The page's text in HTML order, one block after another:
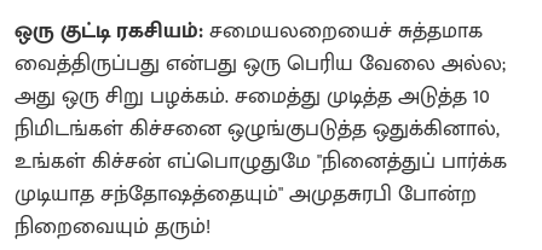
ஒரு குட்டி ரகசியம்:சமையலறையைச் சுத்தமாக
வைத்திருப்பது என்பது ஒரு பெரிய வேலை அல்ல;
அது ஒரு சிறு பழக்கம். சமைத்து முடித்த அடுத்த 10
நிமிடங்கள் கிச்சனை ஒழுங்குபடுத்த ஒதுக்கினால்,
உங்கள் கிச்சன் எப்பொழுதுமே "நினைத்துப் பார்க்க
முடியாத சந்தோஷத்தையும்" அமுதசுரபி போன்ற
நிறைவையும் தரும்!